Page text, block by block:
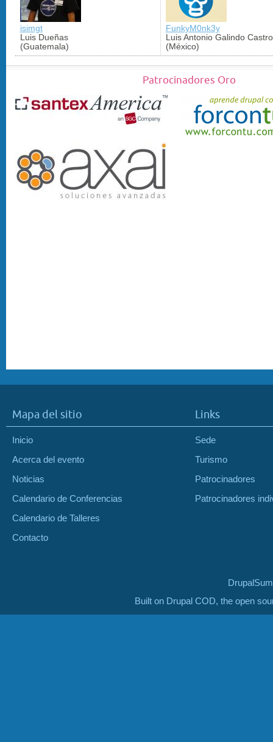
isimgt
Luis Dueñas
(Guatemala)
FunkyM0nk3y
Luis Antonio Galindo Castro
(México)
Patrocinadores Oro
Mapa del sitio
Inicio
Acerca del evento
Noticias
Calendario de Conferencias
Calendario de Talleres
Contacto
Links
Sede
Turismo
Patrocinadores
Patrocinadores
Built on Drupal COD, the open